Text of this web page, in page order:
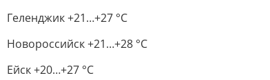
Геленджик +21…+27 °С
Новороссийск +21…+28 °С
Ейск +20…+27 °С